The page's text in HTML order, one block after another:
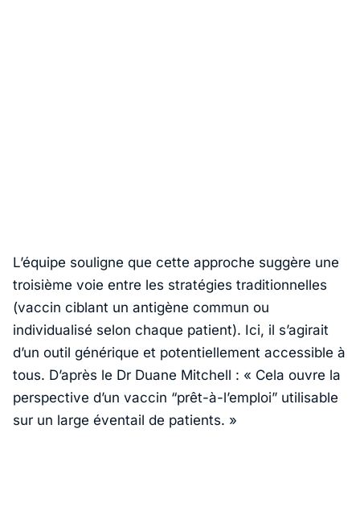
L’équipe souligne que cette approche suggère une
troisième voie entre les stratégies traditionnelles
(vaccin ciblant un antigène commun ou
individualisé selon chaque patient). Ici, il s’agirait
d’un outil générique et potentiellement accessible à
tous. D’après le Dr Duane Mitchell : « Cela ouvre la
perspective d’un vaccin “prêt-à-l’emploi” utilisable
sur un large éventail de patients. »